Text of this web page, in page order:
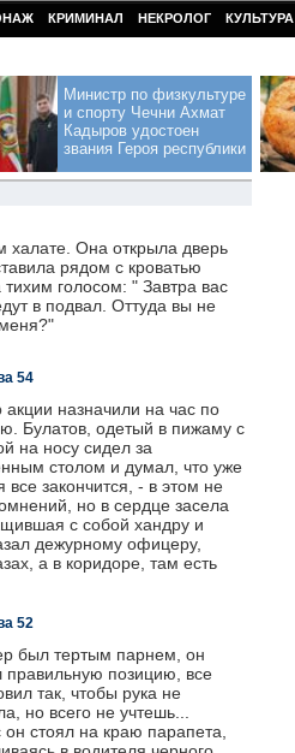
КРИМИНАЛ НЕКРОЛОГ КУЛЬТУРА
Министр по физкультуре
и спорту Чечни Ахмат
Кадыров удостоен
звания Героя республики
Она открыла дверь
рядом с кроватью
голосом: " Завтра вас
в подвал. Оттуда вы не
54
акции назначили на час по
Булатов, одетый в пижаму с
на носу сидел за
столом и думал, что уже
все закончится, - в этом не
но в сердце засела
с собой хандру и
дежурному офицеру,
а в коридоре, там есть
52
был тертым парнем, он
правильную позицию, все
так, чтобы рука не
но всего не учтешь...
стоял на краю парапета,